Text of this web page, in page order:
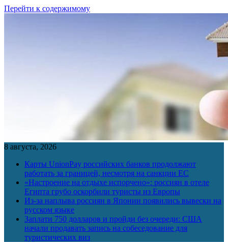
Перейти к содержимому
8 августа, 2026
Карты UnionPay российских банков продолжают
работать за границей, несмотря на санкции ЕС
«Настроение на отдыхе испорчено»: россиян в отеле
Египта грубо оскорбили туристы из Европы
Из-за наплыва россиян в Японии появились вывески на
русском языке
Заплати 750 долларов и пройди без очереди: США
начали продавать запись на собеседование для
туристических виз